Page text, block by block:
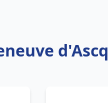
d'Ascq